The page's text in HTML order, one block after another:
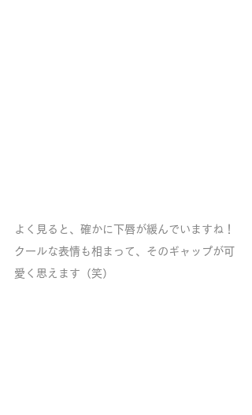
よく見ると、確かに下唇が緩んでいますね！
クールな表情も相まって、そのギャップが可
愛く思えます（笑）